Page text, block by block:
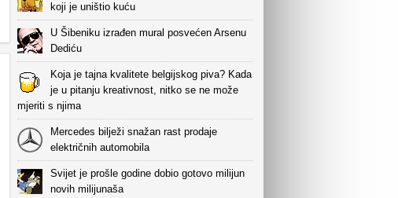
koji je uništio kuću
U Šibeniku izrađen mural posvećen Arsenu
Dediću
Koja je tajna kvalitete belgijskog piva? Kada
je u pitanju kreativnost, nitko se ne može
mjeriti s njima
Mercedes bilježi snažan rast prodaje
električnih automobila
Svijet je prošle godine dobio gotovo milijun
novih milijunaša